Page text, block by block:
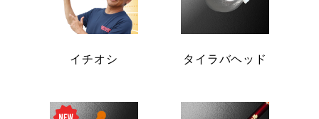
イチオシ タイラバヘッド